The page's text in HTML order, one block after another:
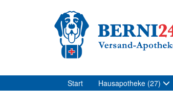
Start Hausapotheke (27)